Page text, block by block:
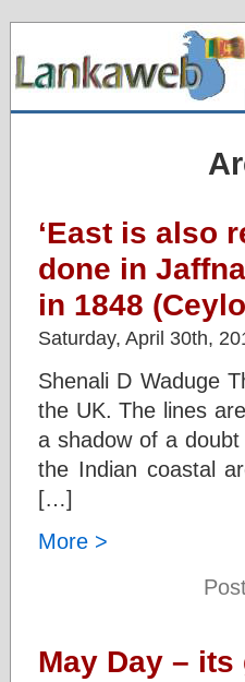
‘East is also
done in
in 1848
Saturday, April 30th,
Shenali D Waduge
the UK. The lines
a shadow of a
the Indian coastal
[…]
More >
May Day –